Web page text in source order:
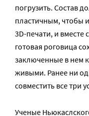
погрузить. Состав
пластичным, чтобы
3D-печати, и вместе
готовая роговица
заключенные в нем
живыми. Ранее ни
совместить все три
Ученые